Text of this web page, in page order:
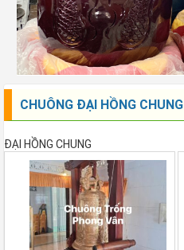
CHUÔNG ĐẠI HỒNG CHUNG
ĐẠI HỒNG CHUNG